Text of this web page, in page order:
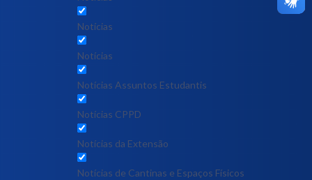
Notícias
Notícias
Notícias Assuntos Estudantis
Notícias CPPD
Notícias da Extensão
Notícias de Cantinas e Espaços Físicos